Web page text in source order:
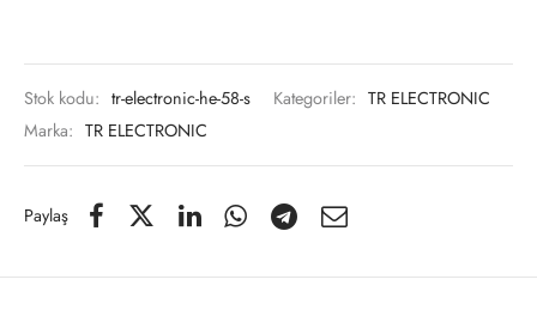
Stok kodu: tr-electronic-he-58-s Kategoriler: TR ELECTRONIC
Marka: TR ELECTRONIC
Paylaş